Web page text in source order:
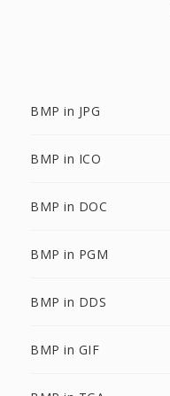
BMP in JPG
BMP in ICO
BMP in DOC
BMP in PGM
BMP in DDS
BMP in GIF